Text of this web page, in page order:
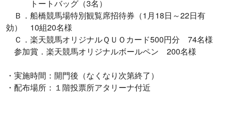
トートバッグ（3名）
Ｂ．船橋競馬場特別観覧席招待券（1月18日～22日有
効） 10組20名様
Ｃ．楽天競馬オリジナルＱＵＯカード500円分 74名様
参加賞．楽天競馬オリジナルボールペン 200名様
・実施時間：開門後（なくなり次第終了）
・配布場所：１階投票所アタリーナ付近